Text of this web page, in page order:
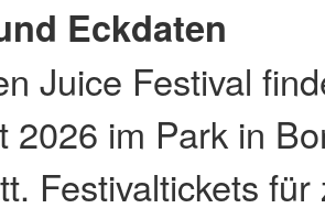
Eckdaten
Juice Festival
2026 im Park in
Festivaltickets